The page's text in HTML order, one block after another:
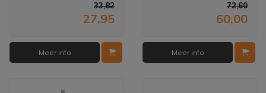
33,82
27,95
Meer info
72,60
60,00
Meer info